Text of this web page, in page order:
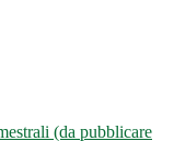
(da pubblicare